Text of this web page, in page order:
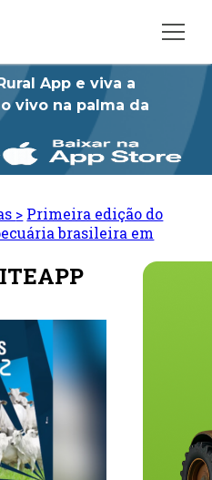
App e viva a
vivo na palma da
> Primeira edição do
brasileira em